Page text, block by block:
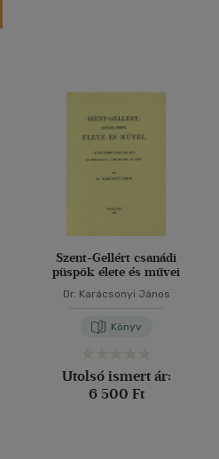
Szent-Gellért csanádi
püspök élete és művei
Dr. Karácsonyi János
Könyv
Utolsó ismert ár:
6 500 Ft